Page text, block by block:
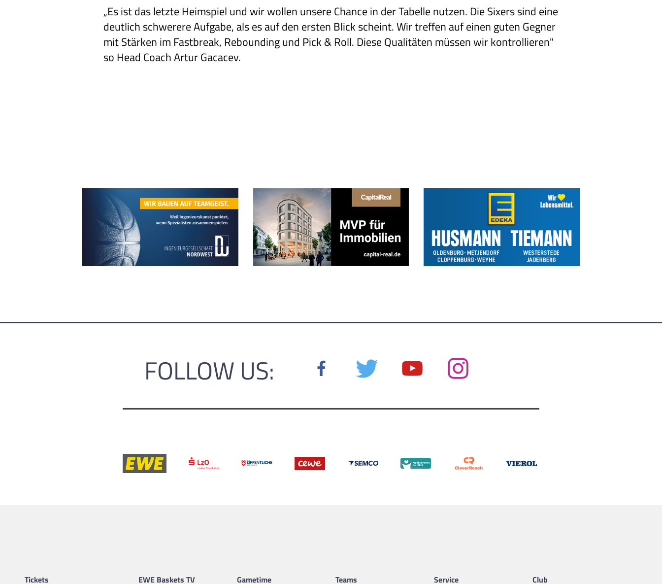
„Es ist das letzte Heimspiel und wir wollen unsere Chance in der Tabelle nutzen. Die Sixers sind eine
deutlich schwerere Aufgabe, als es auf den ersten Blick scheint. Wir treffen auf einen guten Gegner
mit Stärken im Fastbreak, Rebounding und Pick & Roll. Diese Qualitäten müssen wir kontrollieren"
so Head Coach Artur Gacacev.
FOLLOW US:
Tickets EWE Baskets TV Gametime Teams Service Club